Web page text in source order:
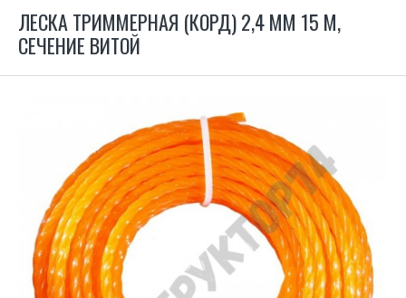
ЛЕСКА ТРИММЕРНАЯ (КОРД) 2,4 ММ 15 М,
СЕЧЕНИЕ ВИТОЙ